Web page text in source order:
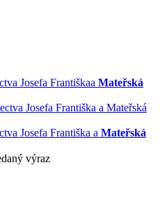
Josefa Františkaa Mateřská
Josefa Františka a Mateřská
výraz